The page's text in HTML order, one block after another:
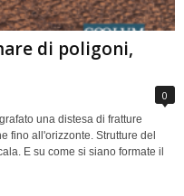
di poligoni,
0
una distesa di fratture
fino all'orizzonte. Strutture del
E su come si siano formate il